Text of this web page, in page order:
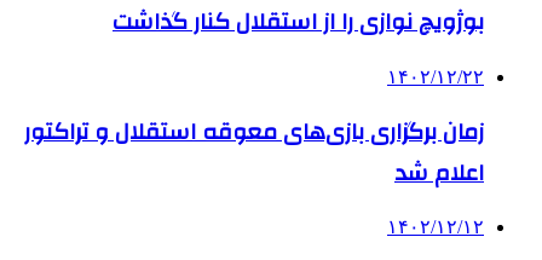
بوژویچ نوازی را از استقلال کنار گذاشت
۱۴۰۲/۱۲/۲۲
زمان برگزاری بازی‌های معوقه استقلال و تراکتور
اعلام شد
۱۴۰۲/۱۲/۱۲